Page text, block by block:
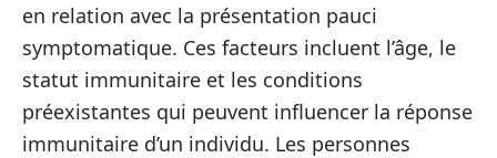
en relation avec la présentation pauci
symptomatique. Ces facteurs incluent l’âge, le
statut immunitaire et les conditions
préexistantes qui peuvent influencer la réponse
immunitaire d’un individu. Les personnes